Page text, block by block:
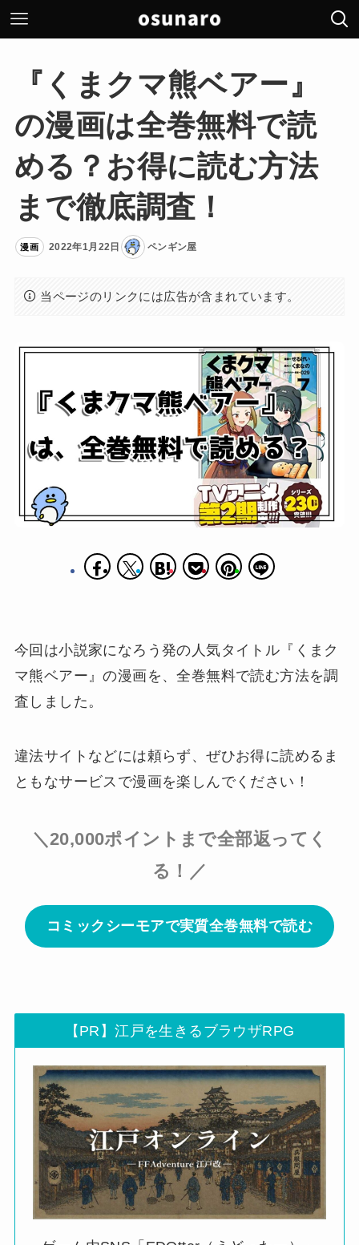
『くまクマ熊ベアー』
の漫画は全巻無料で読
める？お得に読む方法
まで徹底調査！
漫画 2022年1月22日 ペンギン屋
当ページのリンクには広告が含まれています。
今回は小説家になろう発の人気タイトル『くまク
マ熊ベアー』の漫画を、全巻無料で読む方法を調
査しました。
違法サイトなどには頼らず、ぜひお得に読めるま
ともなサービスで漫画を楽しんでください！
＼20,000ポイントまで全部返ってく
る！／
コミックシーモアで実質全巻無料で読む
【PR】江戸を生きるブラウザRPG